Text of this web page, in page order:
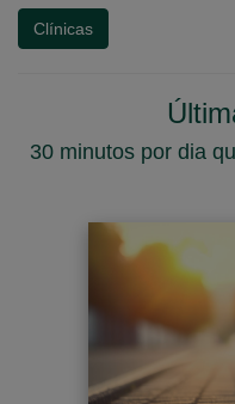
Clínicas
30 minutos por dia